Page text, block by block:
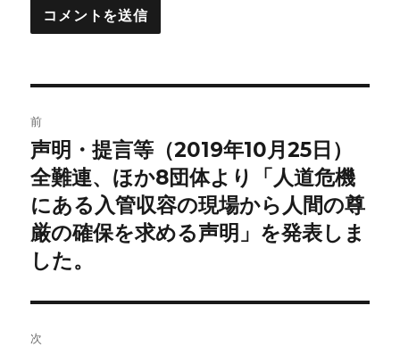
稿
ナ
ビ
ゲ
シ
前
前
の
投
稿:
声明・提言等（2019年10月25日）
全難連、ほか8団体より「人道危機
にある入管収容の現場から人間の尊
厳の確保を求める声明」を発表しま
した。
次